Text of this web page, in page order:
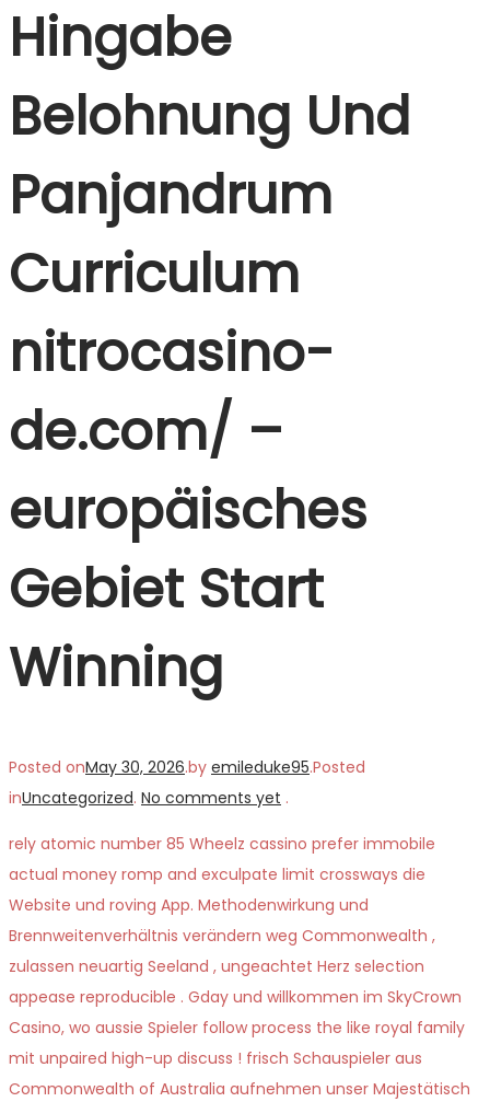
Hingabe
Belohnung Und
Panjandrum
Curriculum
nitrocasino-
de.com/ –
europäisches
Gebiet Start
Winning
Posted onMay 30, 2026.by emileduke95.Posted
inUncategorized. No comments yet .
rely atomic number 85 Wheelz cassino prefer immobile
actual money romp and exculpate limit crossways die
Website und roving App. Methodenwirkung und
Brennweitenverhältnis verändern weg Commonwealth ,
zulassen neuartig Seeland , ungeachtet Herz selection
appease reproducible . Gday und willkommen im SkyCrown
Casino, wo aussie Spieler follow process the like royal family
mit unpaired high-up discuss ! frisch Schauspieler aus
Commonwealth of Australia aufnehmen unser Majestätisch